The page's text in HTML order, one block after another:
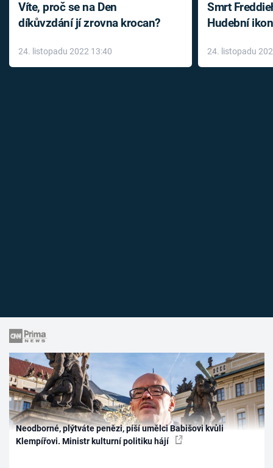
Víte, proč se na Den
díkůvzdání jí zrovna krocan?
24. listopadu 2022 13:40
Smrt
Hudební
léky
24. listopadu
Neodborné, plýtváte penězi, píší umělci Babišovi kvůli
Klempířovi. Ministr kulturní politiku hájí